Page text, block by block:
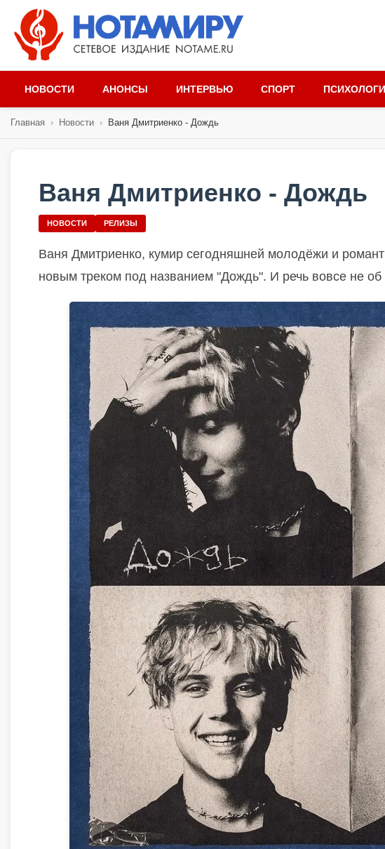
НОВОСТИ АНОНСЫ ИНТЕРВЬЮ СПОРТ
Главная › Новости › Ваня Дмитриенко - Дождь
Ваня Дмитриенко - Дождь
НОВОСТИ РЕЛИЗЫ
Ваня Дмитриенко, кумир сегодняшней молодёжи и
новым треком под названием "Дождь". И речь вовсе не об